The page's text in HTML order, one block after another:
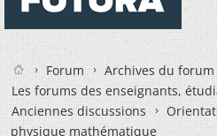
Forum
Archives du forum
Les forums des enseignants,
Anciennes discussions
physique mathématique